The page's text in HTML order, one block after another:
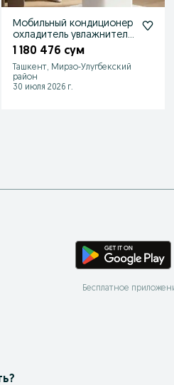
Мобильный кондиционер
охладитель увлажнитель
воздуха
1 180 476 сум
Ташкент, Мирзо-Улугбекский
район
30 июля 2026 г.
Бесплатное